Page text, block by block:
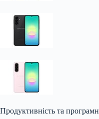
Продуктивність та